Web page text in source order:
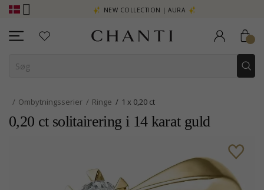
- KLIK HER NEW COLLECTION | AURA
Ombytningsserier Ringe 1 x 0,20 ct
0,20 ct solitairering i 14 karat guld